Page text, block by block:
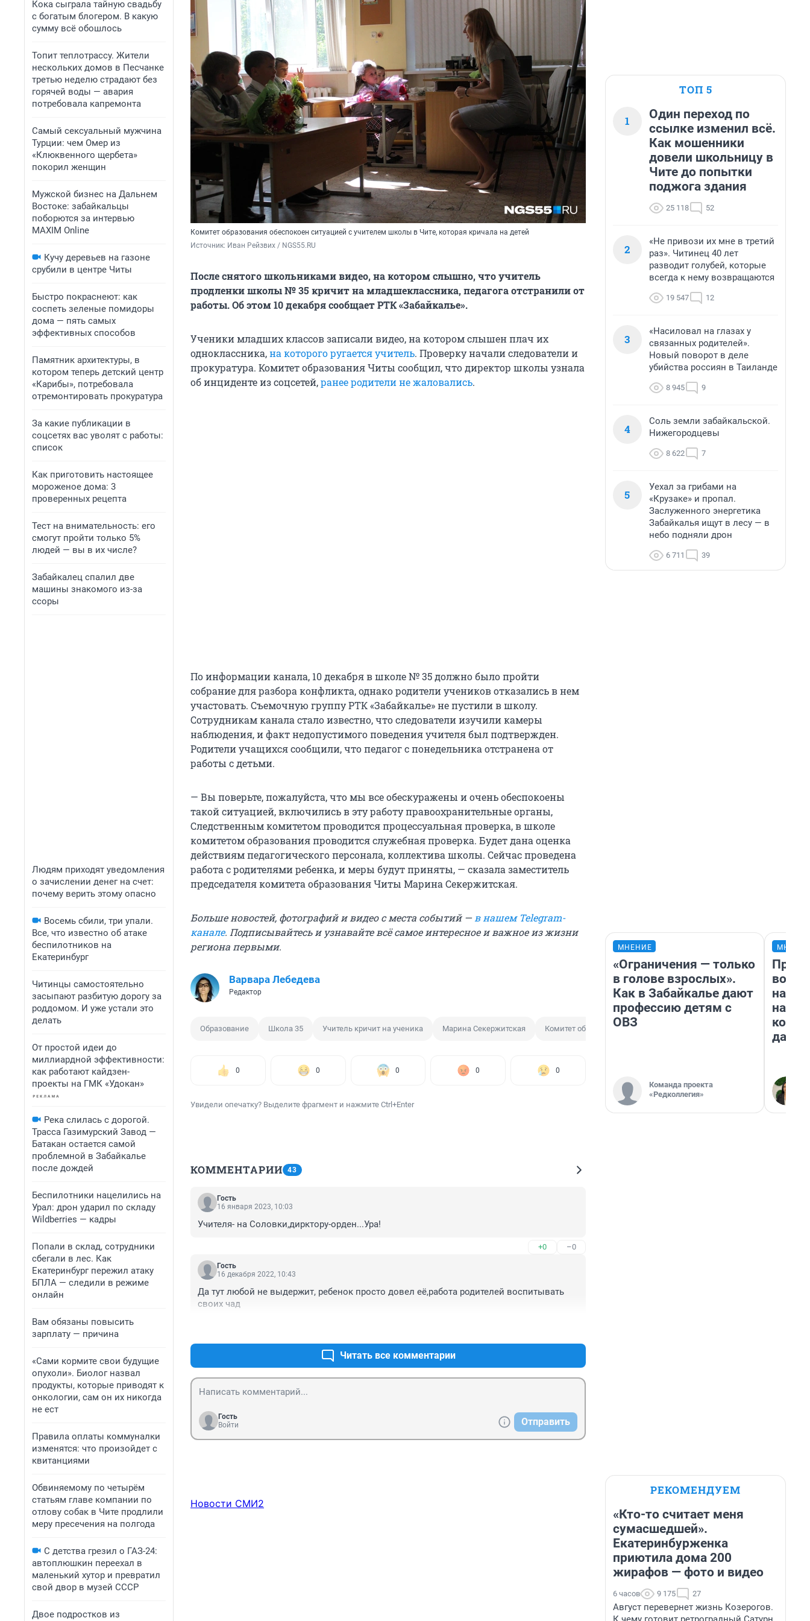
Кока сыграла тайную свадьбу
с богатым блогером. В какую
сумму всё обошлось
Топит теплотрассу. Жители
нескольких домов в Песчанке
третью неделю страдают без
горячей воды — авария
потребовала капремонта
Самый сексуальный мужчина
Турции: чем Омер из
«Клюквенного щербета»
покорил женщин
Мужской бизнес на Дальнем
Востоке: забайкальцы
поборются за интервью
MAXIM Online
Кучу деревьев на газоне
срубили в центре Читы
Быстро покраснеют: как
соспеть зеленые помидоры
дома — пять самых
эффективных способов
Памятник архитектуры, в
котором теперь детский центр
«Карибы», потребовала
отремонтировать прокуратура
За какие публикации в
соцсетях вас уволят с работы:
список
Как приготовить настоящее
мороженое дома: 3
проверенных рецепта
Тест на внимательность: его
смогут пройти только 5%
людей — вы в их числе?
Забайкалец спалил две
машины знакомого из-за
ссоры
Людям приходят уведомления
о зачислении денег на счет:
почему верить этому опасно
Восемь сбили, три упали.
Все, что известно об атаке
беспилотников на
Екатеринбург
Читинцы самостоятельно
засыпают разбитую дорогу за
роддомом. И уже устали это
делать
От простой идеи до
миллиардной эффективности:
как работают кайдзен-
проекты на ГМК «Удокан»
Река слилась с дорогой.
Трасса Газимурский Завод —
Батакан остается самой
проблемной в Забайкалье
после дождей
Беспилотники нацелились на
Урал: дрон ударил по складу
Wildberries — кадры
Попали в склад, сотрудники
сбегали в лес. Как
Екатеринбург пережил атаку
БПЛА — следили в режиме
онлайн
Вам обязаны повысить
зарплату — причина
«Сами кормите свои будущие
опухоли». Биолог назвал
продукты, которые приводят к
онкологии, сам он их никогда
не ест
Правила оплаты коммуналки
изменятся: что произойдет с
квитанциями
Обвиняемому по четырём
статьям главе компании по
отлову собак в Чите продлили
меру пресечения на полгода
С детства грезил о ГАЗ-24:
автоплюшкин переехал в
маленький хутор и превратил
свой двор в музей СССР
Двое подростков из
Комитет образования обеспокоен ситуацией с учителем школы в Чите, которая кричала на детей
Источник: Иван Рейзвих / NGS55.RU
После снятого школьниками видео, на котором слышно, что учитель
продленки школы № 35 кричит на младшеклассника, педагога отстранили от
работы. Об этом 10 декабря сообщает РТК «Забайкалье».
Ученики младших классов записали видео, на котором слышен плач их
одноклассника,на которого ругается учитель. Проверку начали следователи и
прокуратура. Комитет образования Читы сообщил, что директор школы узнала
об инциденте из соцсетей,ранее родители не жаловались.
По информации канала, 10 декабря в школе № 35 должно было пройти
собрание для разбора конфликта, однако родители учеников отказались в нем
участовать. Съемочную группу РТК «Забайкалье» не пустили в школу.
Сотрудникам канала стало известно, что следователи изучили камеры
наблюдения, и факт недопустимого поведения учителя был подтвержден.
Родители учащихся сообщили, что педагог с понедельника отстранена от
работы с детьми.
— Вы поверьте, пожалуйста, что мы все обескуражены и очень обеспокоены
такой ситуацией, включились в эту работу правоохранительные органы,
Следственным комитетом проводится процессуальная проверка, в школе
комитетом образования проводится служебная проверка. Будет дана оценка
действиям педагогического персонала, коллектива школы. Сейчас проведена
работа с родителями ребенка, и меры будут приняты, — сказала заместитель
председателя комитета образования Читы Марина Секержитская.
Больше новостей, фотографий и видео с места событий — в нашем Telegram-
канале. Подписывайтесь и узнавайте всё самое интересное и важное из жизни
региона первыми.
Варвара Лебедева
Редактор
Образование Школа 35 Учитель кричит на ученика Марина Секержитская Комитет образования
0 0 0 0 0
Увидели опечатку? Выделите фрагмент и нажмите Ctrl+Enter
КОММЕНТАРИИ 43
Гость
16 января 2023, 10:03
Учителя- на Соловки,дирктору-орден...Ура!
+0 –0
Гость
16 декабря 2022, 10:43
Да тут любой не выдержит, ребенок просто довел её,работа родителей воспитывать
своих чад
Читать все комментарии
Гость
Войти
Отправить
Новости СМИ2
ТОП 5
1
Один переход по
ссылке изменил всё.
Как мошенники
довели школьницу в
Чите до попытки
поджога здания
25 118 52
2
«Не привози их мне в третий
раз». Читинец 40 лет
разводит голубей, которые
всегда к нему возвращаются
19 547 12
3
«Насиловал на глазах у
связанных родителей».
Новый поворот в деле
убийства россиян в Таиланде
8 945 9
4
Соль земли забайкальской.
Нижегородцевы
8 622 7
5
Уехал за грибами на
«Крузаке» и пропал.
Заслуженного энергетика
Забайкалья ищут в лесу — в
небо подняли дрон
6 711 39
МНЕНИЕ
«Ограничения — только
в голове взрослых».
Как в Забайкалье дают
профессию детям с
ОВЗ
Команда проекта
«Редколлегия»
нам
даже
РЕКОМЕНДУЕМ
«Кто-то считает меня
сумасшедшей».
Екатеринбурженка
приютила дома 200
жирафов — фото и видео
6 часов 9 175 27
Август перевернет жизнь Козерогов.